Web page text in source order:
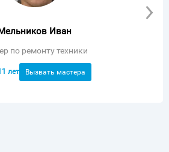
Иван
по ремонту техники
лет Вызвать мастера